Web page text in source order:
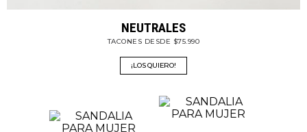
NEUTRALES
TACONES DESDE $75.990
¡LOS QUIERO!